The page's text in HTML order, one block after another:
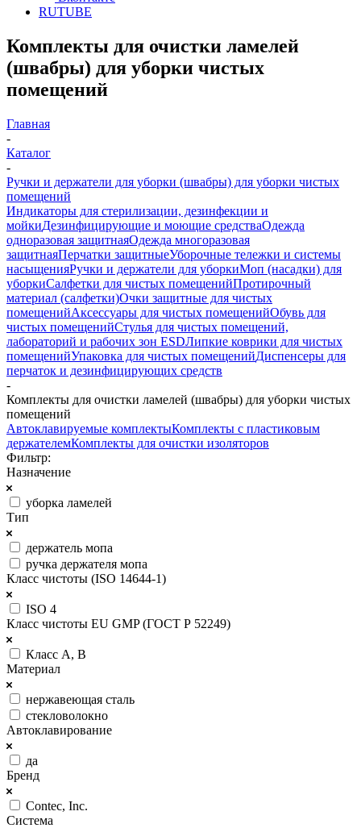
RUTUBE
Комплекты для очистки ламелей
(швабры) для уборки чистых
помещений
Главная
-
Каталог
-
Ручки и держатели для уборки (швабры) для уборки чистых
помещений
Индикаторы для стерилизации, дезинфекции и
мойкиДезинфицирующие и моющие средстваОдежда
одноразовая защитнаяОдежда многоразовая
защитнаяПерчатки защитныеУборочные тележки и системы
насыщенияРучки и держатели для уборкиМоп (насадки) для
уборкиСалфетки для чистых помещенийПротирочный
материал (салфетки)Очки защитные для чистых
помещенийАксессуары для чистых помещенийОбувь для
чистых помещенийСтулья для чистых помещений,
лабораторий и рабочих зон ESDЛипкие коврики для чистых
помещенийУпаковка для чистых помещенийДиспенсеры для
перчаток и дезинфицирующих средств
-
Комплекты для очистки ламелей (швабры) для уборки чистых
помещений
Автоклавируемые комплектыКомплекты с пластиковым
держателемКомплекты для очистки изоляторов
Фильтр:
Назначение
уборка ламелей
Тип
держатель мопа
ручка держателя мопа
Класс чистоты (ISO 14644-1)
ISO 4
Класс чистоты EU GMP (ГОСТ Р 52249)
Класс A, B
Материал
нержавеющая сталь
стекловолокно
Автоклавирование
да
Бренд
Contec, Inc.
Система